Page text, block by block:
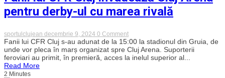
U
gonna
run
this
town
pentru derby-ul cu marea rivală
sportulclujean decembrie 9, 2024 0 Commenton
Fanii
lui
CFR
Cluj
Fanii lui CFR Cluj s-au adunat de la 15:00 la stadionul din Gruia, de
unde vor pleca în marș organizat spre Cluj Arena. Suporterii
feroviari au primit, în premieră, acces la inelul superior al...
Read More
2 Minutes